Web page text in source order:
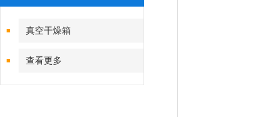
真空干燥箱
查看更多